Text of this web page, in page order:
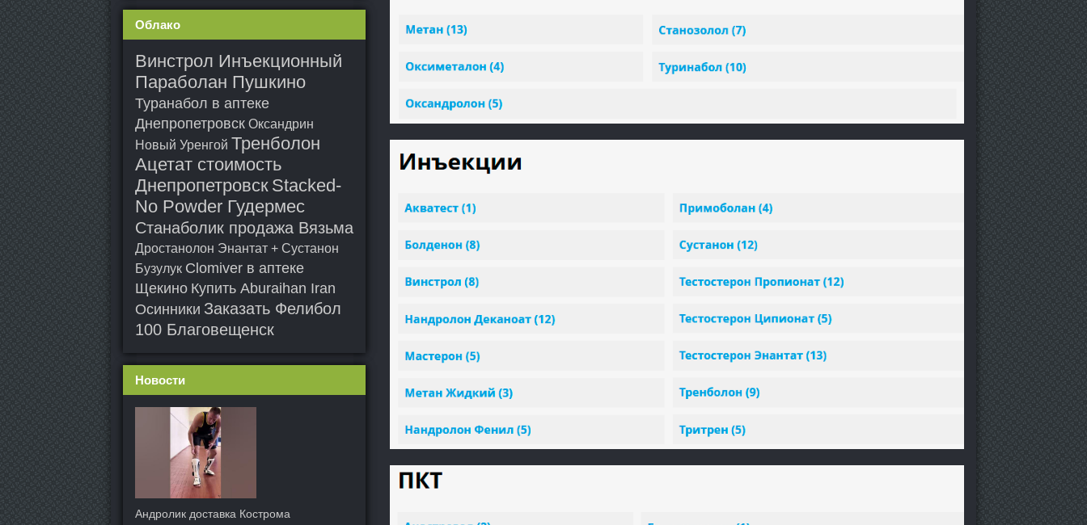
Облако
Винстрол Инъекционный
Параболан Пушкино
Туранабол в аптеке
Днепропетровск Оксандрин
Новый Уренгой Тренболон
Ацетат стоимость
Днепропетровск Stacked-
No Powder Гудермес
Станаболик продажа Вязьма
Дростанолон Энантат + Сустанон
Бузулук Clomiver в аптеке
Щекино Купить Aburaihan Iran
Осинники Заказать Фелибол
100 Благовещенск
Новости
Андролик доставка Кострома